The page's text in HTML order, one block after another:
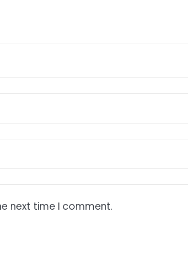
next time I comment.